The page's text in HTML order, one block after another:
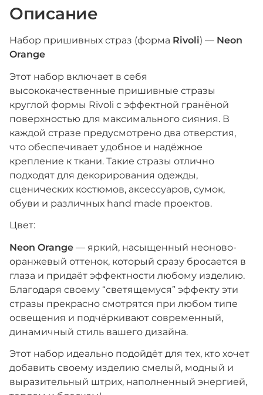
Описание
Набор пришивных страз (форма Rivoli) — Neon
Orange
Этот набор включает в себя
высококачественные пришивные стразы
круглой формы Rivoli с эффектной гранёной
поверхностью для максимального сияния. В
каждой стразе предусмотрено два отверстия,
что обеспечивает удобное и надёжное
крепление к ткани. Такие стразы отлично
подходят для декорирования одежды,
сценических костюмов, аксессуаров, сумок,
обуви и различных hand made проектов.
Цвет:
Neon Orange — яркий, насыщенный неоново-
оранжевый оттенок, который сразу бросается в
глаза и придаёт эффектности любому изделию.
Благодаря своему “светящемуся” эффекту эти
стразы прекрасно смотрятся при любом типе
освещения и подчёркивают современный,
динамичный стиль вашего дизайна.
Этот набор идеально подойдёт для тех, кто хочет
добавить своему изделию смелый, модный и
выразительный штрих, наполненный энергией,